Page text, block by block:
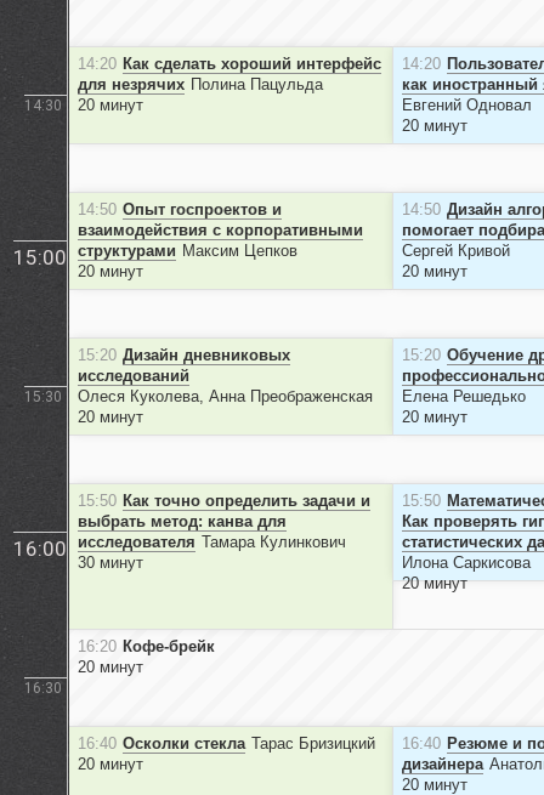
14:30
15:00
15:30
16:00
16:30
14:20 Как сделать хороший интерфейс
для незрячих Полина Пацульда
20 минут
14:50 Опыт госпроектов и
взаимодействия с корпоративными
структурами Максим Цепков
20 минут
15:20 Дизайн дневниковых
исследований
Олеся Куколева, Анна Преображенская
20 минут
15:50 Как точно определить задачи и
выбрать метод: канва для
исследователя Тамара Кулинкович
30 минут
16:20 Кофе-брейк
20 минут
16:40 Осколки стекла Тарас Бризицкий
20 минут
14:20
как иностранный
Евгений Одновал
20 минут
14:50 Дизайн
помогает
Сергей Кривой
20 минут
15:20 Обучение
Елена Решедько
20 минут
15:50
Как проверять
статистических
Илона Саркисова
20 минут
16:40 Резюме и
дизайнера
20 минут